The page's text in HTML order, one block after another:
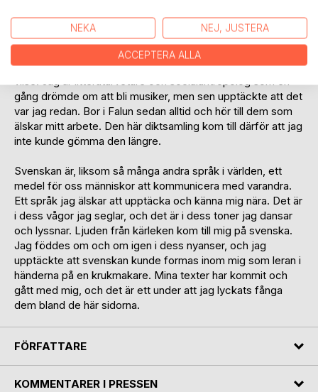
genom lyrikens språk.
Jag är född i Chile, men för länge sedan blev Sverige mitt
land och Dalarna mitt landskap, där jag både hittar och går
vilse. Jag är litteraturvetare och socialantropolog som en
gång drömde om att bli musiker, men sen upptäckte att det
var jag redan. Bor i Falun sedan alltid och hör till dem som
älskar mitt arbete. Den här diktsamling kom till därför att jag
inte kunde gömma den längre.
Svenskan är, liksom så många andra språk i världen, ett
medel för oss människor att kommunicera med varandra.
Ett språk jag älskar att upptäcka och känna mig nära. Det är
i dess vågor jag seglar, och det är i dess toner jag dansar
och lyssnar. Ljuden från kärleken kom till mig på svenska.
Jag föddes om och om igen i dess nyanser, och jag
upptäckte att svenskan kunde formas inom mig som leran i
händerna på en krukmakare. Mina texter har kommit och
gått med mig, och det är ett under att jag lyckats fånga
dem bland de här sidorna.
FÖRFATTARE
KOMMENTARER I PRESSEN
NEKA NEJ, JUSTERA
ACCEPTERA ALLA